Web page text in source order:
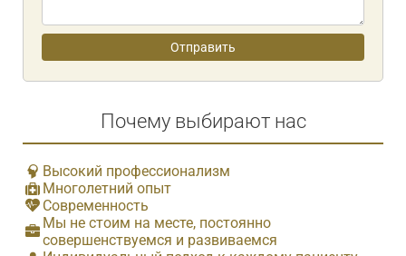
Почему выбирают нас
Высокий профессионализм
Многолетний опыт
Современность
Мы не стоим на месте, постоянно
совершенствуемся и развиваемся